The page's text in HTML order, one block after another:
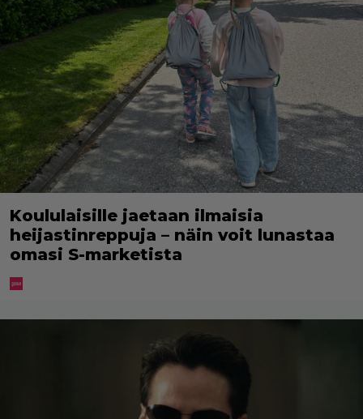
Koululaisille jaetaan ilmaisia
heijastinreppuja – näin voit lunastaa
omasi S-marketista